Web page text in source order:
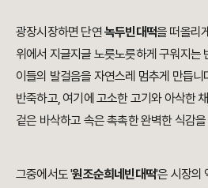
광장시장하면 단연 녹두빈대떡을 떠올리
위에서 지글지글 노릇노릇하게 구워지는
이들의 발걸음을 자연스레 멈추게 만듭
반죽하고, 여기에 고소한 고기와 아삭한
겉은 바삭하고 속은 촉촉한 완벽한 식감
그중에서도 '원조순희네빈대떡'은 시장의